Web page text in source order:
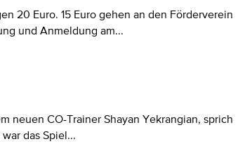
20 Euro. 15 Euro gehen an den Förderverein
und Anmeldung am...
neuen CO-Trainer Shayan Yekrangian, sprich
das Spiel...